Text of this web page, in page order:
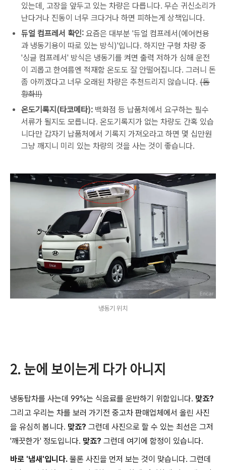
있는데, 고장을 앞두고 있는 차량은 다릅니다. 무슨 귀신소리가
난다거나 진동이 너무 크다거나 하면 피하는게 상책입니다.
듀얼 컴프레서 확인: 요즘은 대부분 '듀얼 컴프레서(에어컨용
과 냉동기용이 따로 있는 방식)'입니다. 하지만 구형 차량 중
'싱글 컴프레서' 방식은 냉동기를 켜면 출력 저하가 심해 운전
이 괴롭고 한여름엔 적재함 온도도 잘 안떨어집니다. 그러니 돈
좀 아끼겠다고 너무 오래된 차량은 추천드리지 않습니다. (돔
황촤!!)
온도기록지(타코메타): 백화점 등 납품처에서 요구하는 필수
서류가 될지도 모릅니다. 온도기록지가 없는 차량도 간혹 있습
니다만 갑자기 납품처에서 기록지 가져오라고 하면 몇 십만원
그냥 깨지니 미리 있는 차량의 것을 사는 것이 좋습니다.
냉동기 위치
2. 눈에 보이는게 다가 아니지
냉동탑차를 사는데 99%는 식음료를 운반하기 위함입니다. 맞죠?
그리고 우리는 차를 보러 가기전 중고차 판매업체에서 올린 사진
을 유심히 봅니다. 맞죠? 그런데 사진으로 할 수 있는 최선은 그저
'깨끗한가' 정도입니다. 맞죠? 그런데 여기에 함정이 있습니다.
바로 '냄새'입니다. 물론 사진을 먼저 보는 것이 맞습니다. 그런데